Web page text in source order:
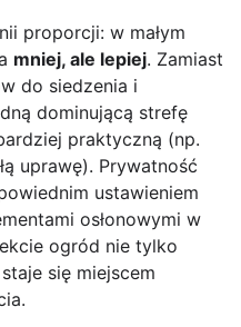
proporcji: w małym
mniej, ale lepiej. Zamiast
do siedzenia i
dominującą strefę
praktyczną (np.
uprawę). Prywatność
ustawieniem
osłonowymi w
ogród nie tylko
się miejscem